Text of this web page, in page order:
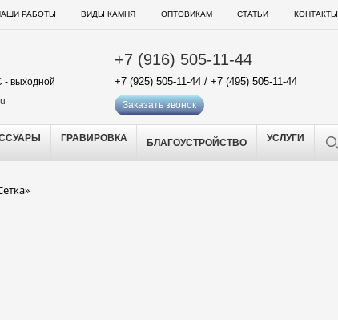
РАБОТЫ ВИДЫ КАМНЯ ОПТОВИКАМ СТАТЬИ КОНТАКТЫ
- выходной
+7 (916) 505-11-44
+7 (925) 505-11-44 / +7 (495) 505-11-44
Заказать звонок
ГРАВИРОВКА БЛАГОУСТРОЙСТВО УСЛУГИ